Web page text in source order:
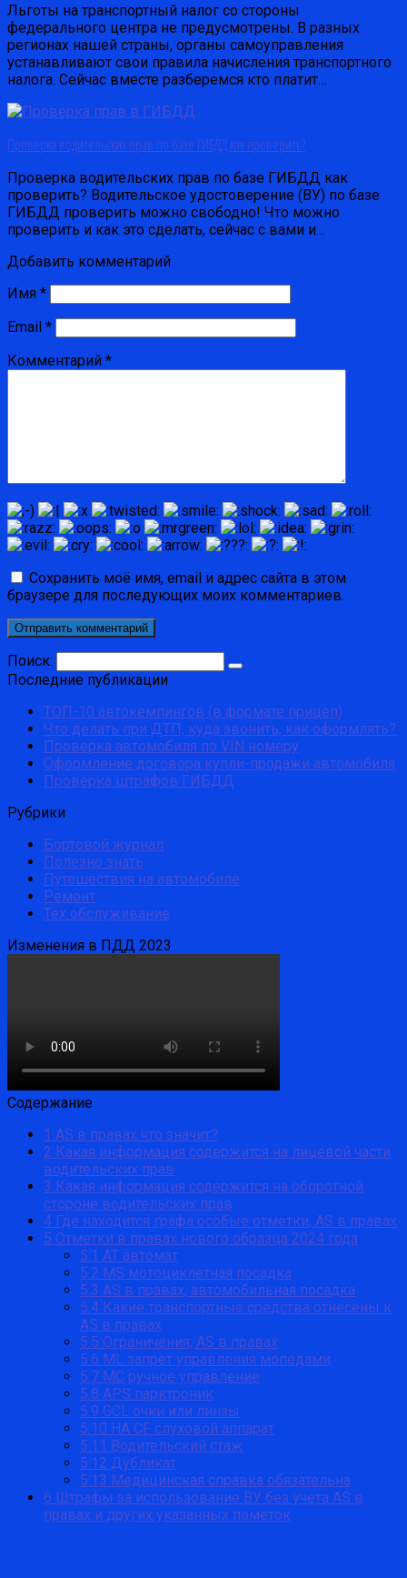
Льготы на транспортный налог со стороны
федерального центра не предусмотрены. В разных
регионах нашей страны, органы самоуправления
устанавливают свои правила начисления транспортного
налога. Сейчас вместе разберемся кто платит…
Проверка водительских прав по базе ГИБДД как проверить?
Проверка водительских прав по базе ГИБДД как
проверить? Водительское удостоверение (ВУ) по базе
ГИБДД проверить можно свободно! Что можно
проверить и как это сделать, сейчас с вами и…
Добавить комментарий
Имя *
Email *
Комментарий *
Сохранить моё имя, email и адрес сайта в этом
браузере для последующих моих комментариев.
Поиск:
Последние публикации
ТОП-10 автокемпингов (в формате прицеп)
Что делать при ДТП, куда звонить, как оформлять?
Проверка автомобиля по VIN номеру
Оформление договора купли-продажи автомобиля
Проверка штрафов ГИБДД
Рубрики
Бортовой журнал
Полезно знать
Путешествия на автомобиле
Ремонт
Тех обслуживание
Изменения в ПДД 2023
Содержание
1 AS в правах что значит?
2 Какая информация содержится на лицевой части
водительских прав
3 Какая информация содержится на оборотной
стороне водительских прав
4 Где находится графа особые отметки, AS в правах
5 Отметки в правах нового образца 2024 года
5.1 AT автомат
5.2 MS мотоциклетная посадка
5.3 AS в правах, автомобильная посадка
5.4 Какие транспортные средства отнесены к
AS в правах
5.5 Ограничения, AS в правах
5.6 ML запрет управления мопедами
5.7 MC ручное управление
5.8 APS парктроник
5.9 GCL очки или линзы
5.10 НA CF слуховой аппарат
5.11 Водительский стаж
5.12 Дубликат
5.13 Медицинская справка обязательна
6 Штрафы за использование ВУ без учета AS в
правах и других указанных пометок